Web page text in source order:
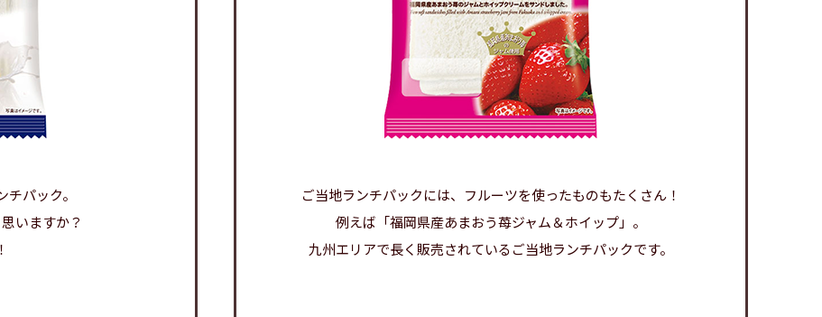
チパック。
いますか？
ご当地ランチパックには、 フルーツを使ったものもたくさん！
例えば「福岡県産あまおう苺ジャム＆ホイップ」。
九州エリアで長く販売されているご当地ランチパックです。